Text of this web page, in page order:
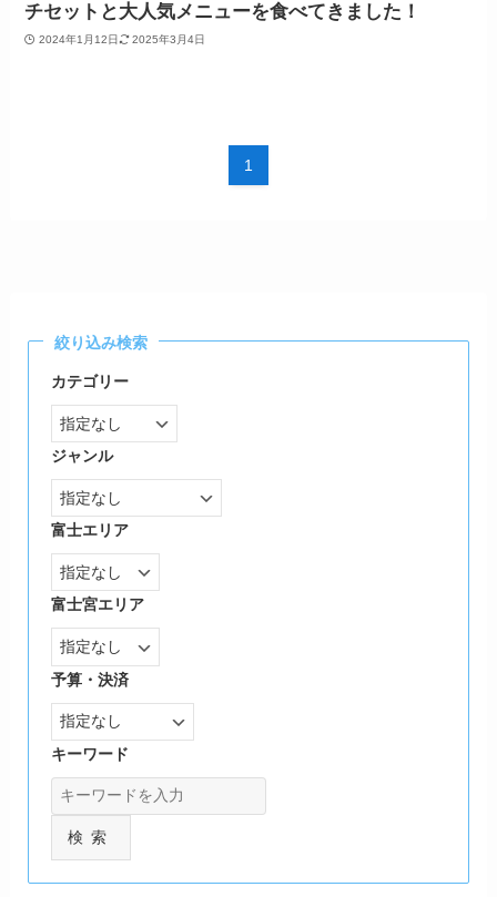
チセットと大人気メニューを食べてきました！
2024年1月12日 2025年3月4日
1
絞り込み検索
カテゴリー
ジャンル
富士エリア
富士宮エリア
予算・決済
キーワード
検索